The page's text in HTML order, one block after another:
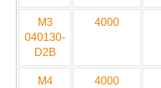
M3
040130-
D2B
4000
M4
4000